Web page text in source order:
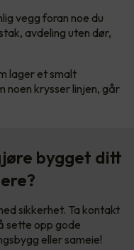
vegg foran noe du
avdeling uten dør,
lager et smalt
noen krysser linjen, går
bygget ditt
sikkerhet. Ta kontakt
sette opp gode
eller sameie!